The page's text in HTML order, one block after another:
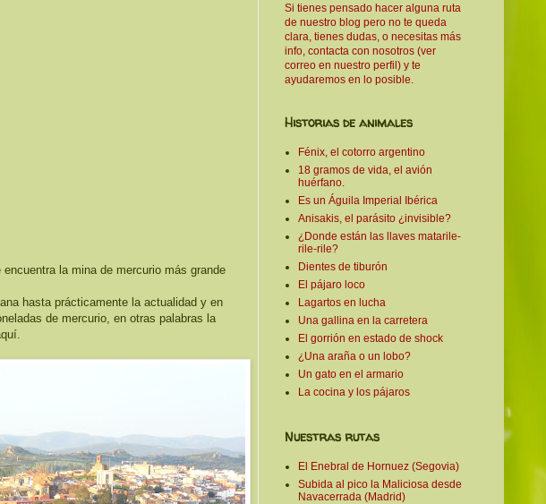
la mina de mercurio más grande
hasta prácticamente la actualidad y en
de mercurio, en otras palabras la
Si tienes pensado hacer alguna ruta
de nuestro blog pero no te queda
clara, tienes dudas, o necesitas más
info, contacta con nosotros (ver
correo en nuestro perfil) y te
ayudaremos en lo posible.
Historias de animales
Fénix, el cotorro argentino
18 gramos de vida, el avión
huérfano.
Es un Águila Imperial Ibérica
Anisakis, el parásito ¿invisible?
¿Donde están las llaves matarile-
rile-rile?
Dientes de tiburón
El pájaro loco
Lagartos en lucha
Una gallina en la carretera
El gorrión en estado de shock
¿Una araña o un lobo?
Un gato en el armario
La cocina y los pájaros
Nuestras rutas
El Enebral de Hornuez (Segovia)
Subida al pico la Maliciosa desde
Navacerrada (Madrid)